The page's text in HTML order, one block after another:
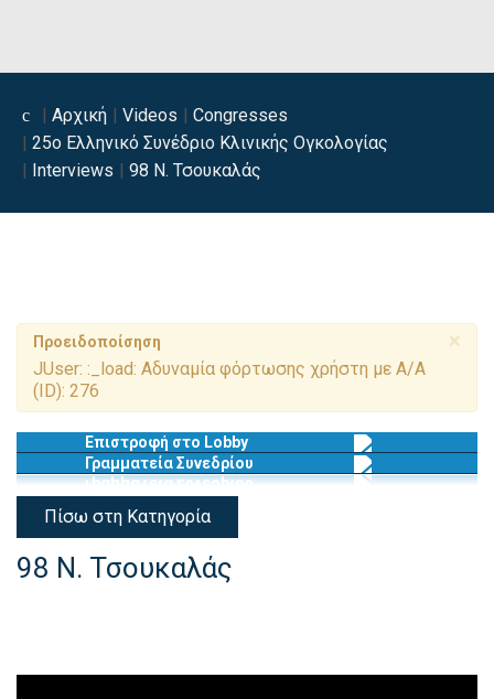
Αρχική Videos
Congresses
25ο Ελληνικό Συνέδριο Κλινικής Ογκολογίας
Interviews
98 Ν. Τσουκαλάς
×
Προειδοποίσηση
JUser: :_load: Αδυναμία φόρτωσης χρήστη με Α/Α
(ID): 276
Επιστροφή στο Lobby
Γραμματεία Συνεδρίου
Πίσω στη Κατηγορία
98 Ν. Τσουκαλάς